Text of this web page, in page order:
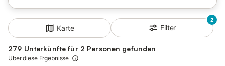
Karte
2
Filter
279 Unterkünfte für 2 Personen gefunden
Über diese Ergebnisse